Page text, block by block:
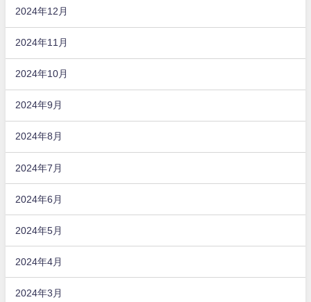
2024年12月
2024年11月
2024年10月
2024年9月
2024年8月
2024年7月
2024年6月
2024年5月
2024年4月
2024年3月